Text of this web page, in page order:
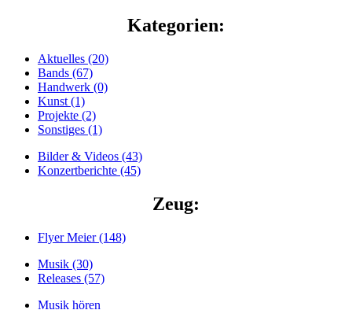
Kategorien:
Aktuelles (20)
Bands (67)
Handwerk (0)
Kunst (1)
Projekte (2)
Sonstiges (1)
Bilder & Videos (43)
Konzertberichte (45)
Zeug:
Flyer Meier (148)
Musik (30)
Releases (57)
Musik hören